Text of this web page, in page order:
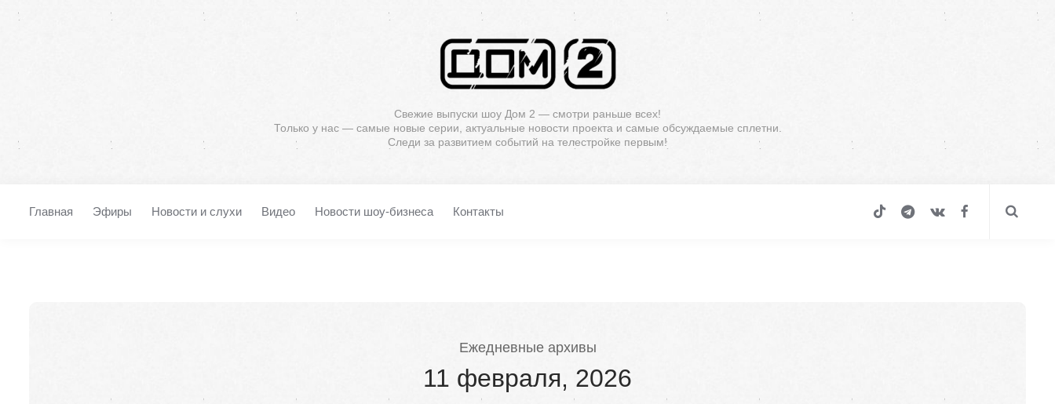
Свежие выпуски шоу Дом 2 — смотри раньше всех!
Только у нас — самые новые серии, актуальные новости проекта и самые обсуждаемые сплетни.
Следи за развитием событий на телестройке первым!
Главная Эфиры Новости и слухи Видео Новости шоу-бизнеса Контакты
Ежедневные архивы
11 февраля, 2026